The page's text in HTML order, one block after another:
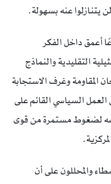
يتنازلوا عنه بسهولة.
أعمق داخل الفكر
التقليدية والنماذج
المقاومة وغرف الاستجابة
السياسي القائم على
لضغوط مستمرة من قوى
والمحللون على أن